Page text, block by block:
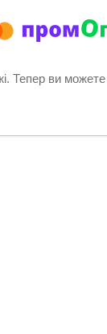
Тепер ви